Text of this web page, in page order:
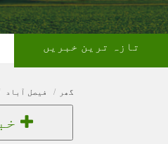
تازہ ترین خبریں
گھر فیصل آباد